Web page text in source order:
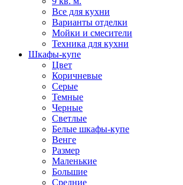
Все для кухни
Варианты отделки
Мойки и смесители
Техника для кухни
Шкафы-купе
Цвет
Коричневые
Серые
Темные
Черные
Светлые
Белые шкафы-купе
Венге
Размер
Маленькие
Большие
Средние